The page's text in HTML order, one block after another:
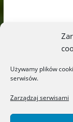
Używamy plików
serwisów.
Zarządzaj serwisami